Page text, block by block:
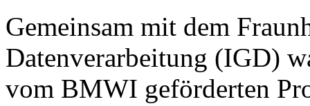
Gemeinsam mit dem
Datenverarbeitung (IGD)
vom BMWI geförderten